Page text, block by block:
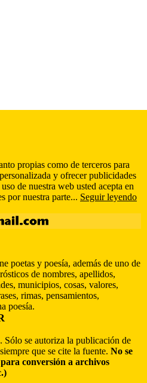
propias como de terceros para
y ofrecer publicidades
de nuestra web usted acepta en
por nuestra parte... Seguir leyendo
poetas y poesía, además de uno de
de nombres, apellidos,
municipios, cosas, valores,
rimas, pensamientos,
poesía.
Sólo se autoriza la publicación de
que se cite la fuente. No se
conversión a archivos